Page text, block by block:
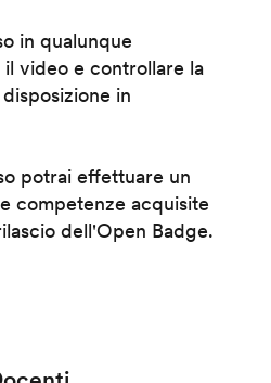
in qualunque
video e controllare la
in
potrai effettuare un
competenze acquisite
dell'Open Badge.